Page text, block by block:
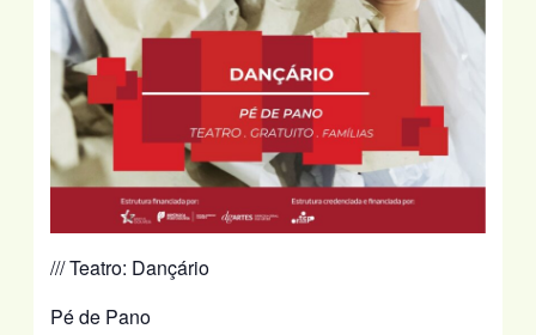
/// Teatro: Dançário
Pé de Pano